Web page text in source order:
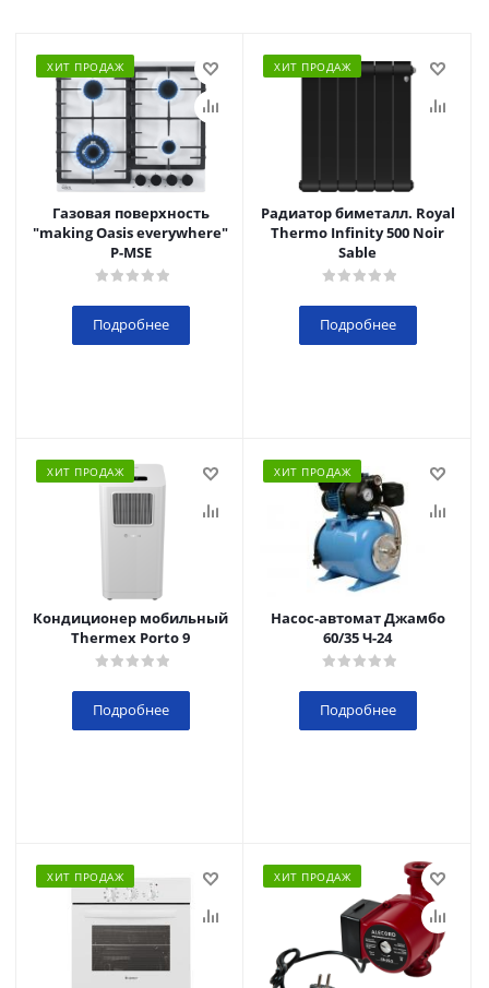
ХИТ ПРОДАЖ
Газовая поверхность
"making Oasis everywhere"
P-MSE
Подробнее
ХИТ ПРОДАЖ
Радиатор биметалл. Royal
Thermo Infinity 500 Noir
Sable
Подробнее
ХИТ ПРОДАЖ
Кондиционер мобильный
Thermex Porto 9
Подробнее
ХИТ ПРОДАЖ
Насос-автомат Джамбо
60/35 Ч-24
Подробнее
ХИТ ПРОДАЖ ХИТ ПРОДАЖ